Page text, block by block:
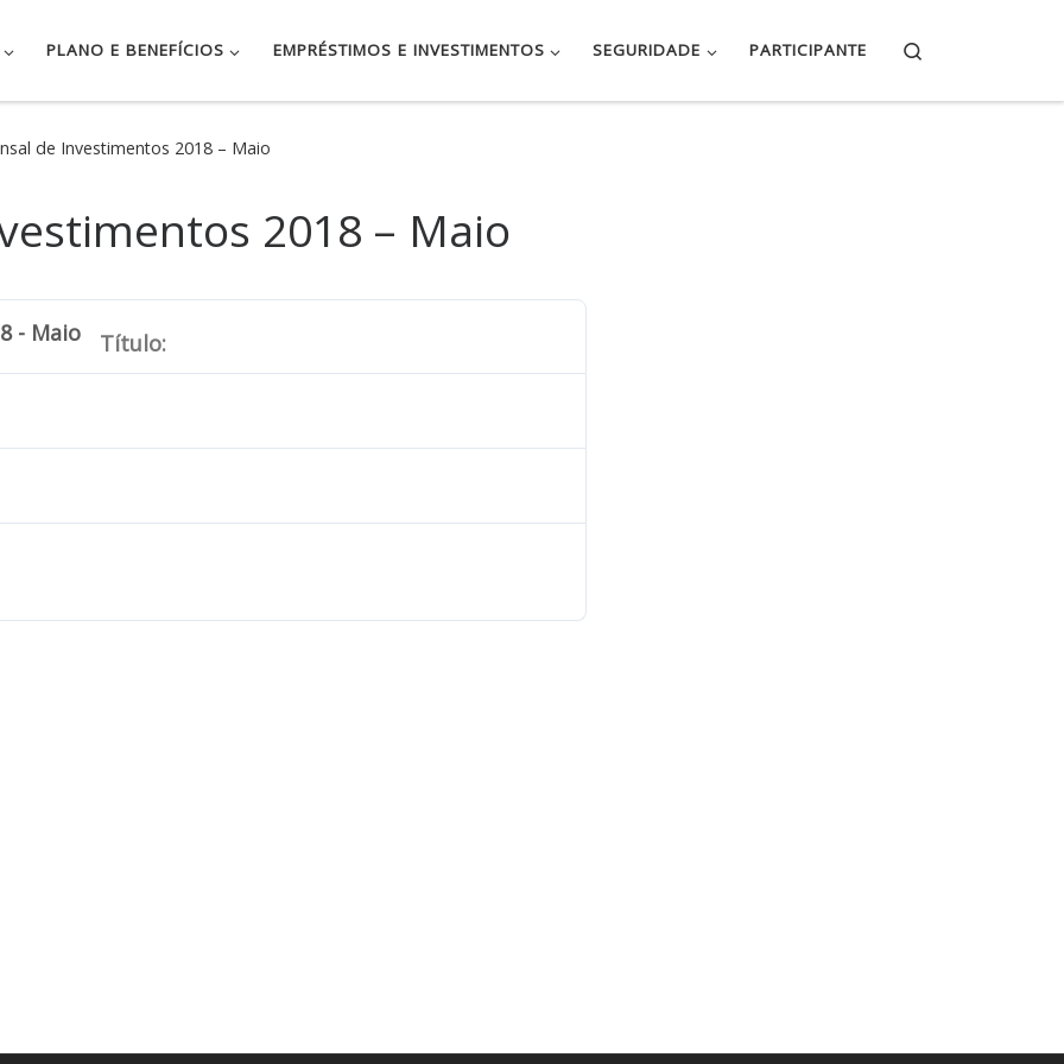
PLANO E BENEFÍCIOS EMPRÉSTIMOS E INVESTIMENTOS SEGURIDADE PARTICIPANTE
de Investimentos 2018 – Maio
2018 – Maio
- Maio Título: